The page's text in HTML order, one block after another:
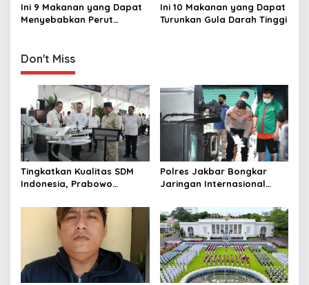
o
Ini 9 Makanan yang Dapat
Menyebabkan Perut
Ini 10 Makanan yang Dapat
Turunkan Gula Darah Tinggi
Don't Miss
Tingkatkan Kualitas SDM
Indonesia, Prabowo
hingga Undang Universitas
Terbaik Dunia
Polres Jakbar Bongkar
Jaringan Internasional
Narkoba, 7 Tersangka
Diringkus dan Barang Bukti
1,1 Ton Rp119 Miliar
Dimusnahkan